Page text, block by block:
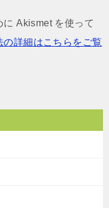
に Akismet を使って
の詳細はこちらをご覧